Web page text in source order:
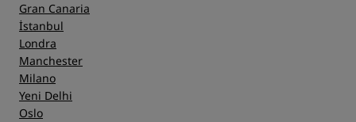
Gran Canaria
İstanbul
Londra
Manchester
Milano
Yeni Delhi
Oslo